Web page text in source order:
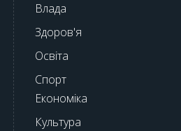
Влада
Здоров'я
Освіта
Спорт
Економіка
Культура